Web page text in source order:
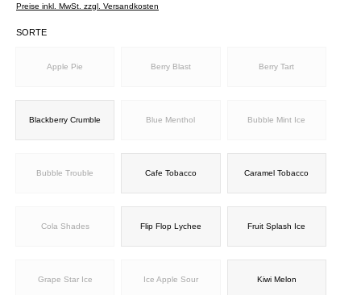
Preise inkl. MwSt. zzgl. Versandkosten
SORTE
Apple Pie Berry Blast Berry Tart
Blackberry Crumble Blue Menthol Bubble Mint Ice
Bubble Trouble Cafe Tobacco Caramel Tobacco
Cola Shades Flip Flop Lychee Fruit Splash Ice
Grape Star Ice Ice Apple Sour Kiwi Melon